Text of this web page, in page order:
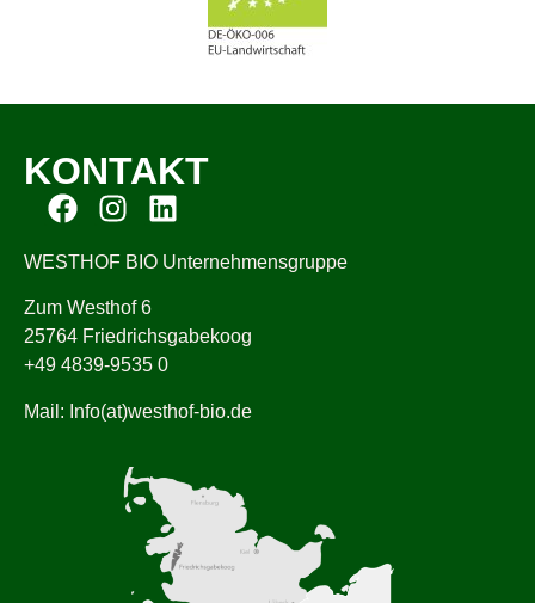
KONTAKT
WESTHOF BIO Unternehmensgruppe
Zum Westhof 6
25764 Friedrichsgabekoog
+49 4839-9535 0
Mail: Info(at)westhof-bio.de